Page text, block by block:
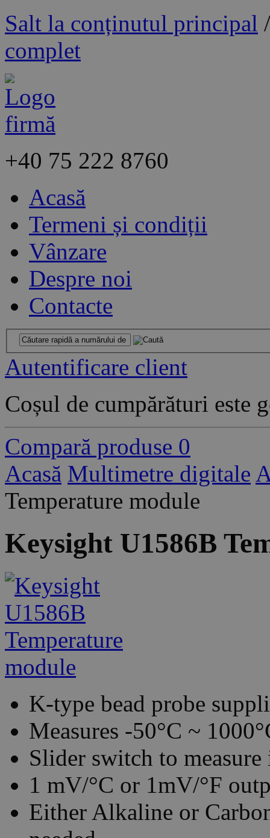
Salt la conținutul principal
complet
+40 75 222 8760
Acasă
Termeni și condiții
Vânzare
Despre noi
Contacte
Autentificare client
Coșul de cumpărături este
Compară produse 0
Acasă Multimetre digitale
Temperature module
Keysight U1586B
K-type bead probe
Measures -50°C ~
Slider switch to measure
1 mV/°C or 1mV/°F
Either Alkaline or